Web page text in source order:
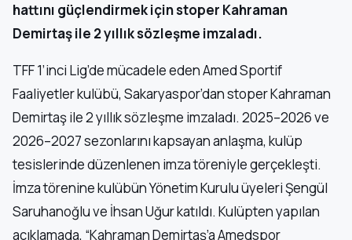
hattını güçlendirmek için stoper Kahraman
Demirtaş ile 2 yıllık sözleşme imzaladı.
TFF 1’inci Lig’de mücadele eden Amed Sportif
Faaliyetler kulübü, Sakaryaspor’dan stoper Kahraman
Demirtaş ile 2 yıllık sözleşme imzaladı. 2025–2026 ve
2026–2027 sezonlarını kapsayan anlaşma, kulüp
tesislerinde düzenlenen imza töreniyle gerçekleşti.
İmza törenine kulübün Yönetim Kurulu üyeleri Şengül
Saruhanoğlu ve İhsan Uğur katıldı. Kulüpten yapılan
açıklamada, “Kahraman Demirtaş’a Amedspor